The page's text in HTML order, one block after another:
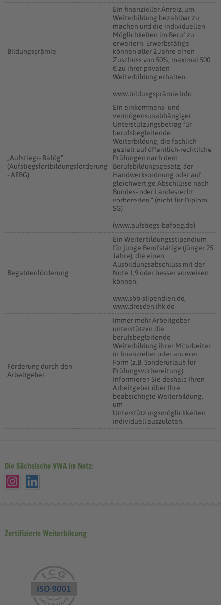
Bildungsprämie
Ein finanzieller Anreiz, um
Weiterbildung bezahlbar zu
machen und die individuellen
Möglichkeiten im Beruf zu
erweitern. Erwerbstätige
können aller 2 Jahre einen
Zuschuss von 50%, maximal 500
€ zu ihrer privaten
Weiterbildung erhalten.
www.bildungsprämie.info
„Aufstiegs- Bafög“
(Aufstiegsfortbildungsförderung
- AFBG)
Ein einkommens- und
vermögensunabhängiger
Unterstützungsbetrag für
berufsbegleitende
Weiterbildung, die fachlich
gezielt auf öffentlich-rechtliche
Prüfungen nach dem
Berufsbildungsgesetz, der
Handwerksordnung oder auf
gleichwertige Abschlüsse nach
Bundes- oder Landesrecht
vorbereiten.“ (nicht für Diplom-
SG)
(www.aufstiegs-bafoeg.de)
Begabtenförderung
Ein Weiterbildungsstipendium
für junge Berufstätige (jünger 25
Jahre), die einen
Ausbildungsabschluss mit der
Note 1,9 oder besser vorweisen
können.
www.sbb-stipendien.de,
www.dresden.ihk.de
Förderung durch den
Arbeitgeber
Immer mehr Arbeitgeber
unterstützen die
berufsbegleitende
Weiterbildung ihrer Mitarbeiter
in finanzieller oder anderer
Form (z.B. Sonderurlaub für
Prüfungsvorbereitung).
Informieren Sie deshalb Ihren
Arbeitgeber über Ihre
beabsichtigte Weiterbildung,
um
Unterstützungsmöglichkeiten
individuell auszuloten.
Die Sächsische VWA im Netz:
Zertifizierte Weiterbildung